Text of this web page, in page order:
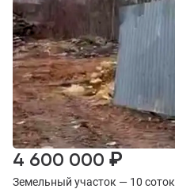
Земельный участок — 10 соток
4 600 000 ₽